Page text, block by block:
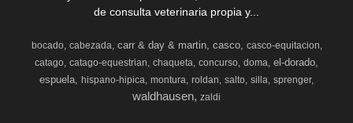
de consulta veterinaria propia y...
bocado cabezada carr & day & martin casco
casco-equitacion
catago catago-equestrian chaqueta concurso doma el-dorado
espuela
hispano-hipica montura roldan salto silla sprenger
waldhausen zaldi